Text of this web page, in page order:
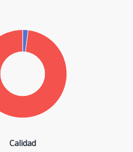
Calidad